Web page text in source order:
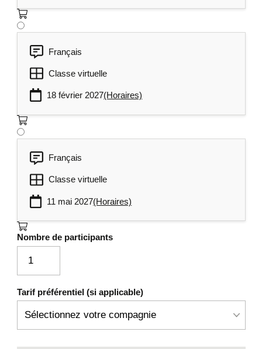
Français
Classe virtuelle
18 février 2027(Horaires)
Français
Classe virtuelle
11 mai 2027(Horaires)
Nombre de participants
Tarif préférentiel (si applicable)